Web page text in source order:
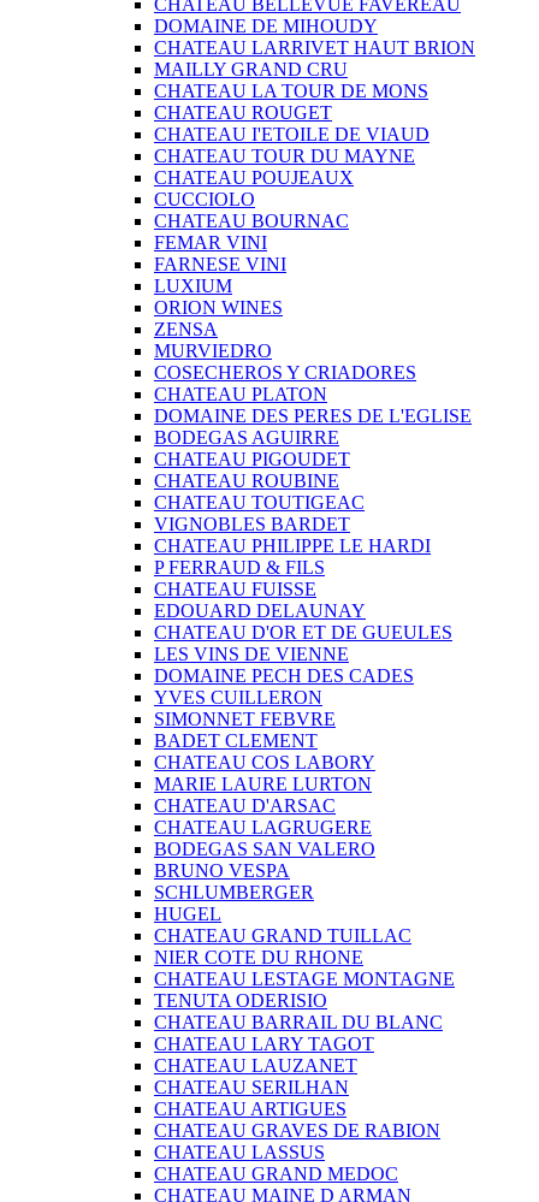
CHATEAU BELLEVUE FAVEREAU
DOMAINE DE MIHOUDY
CHATEAU LARRIVET HAUT BRION
MAILLY GRAND CRU
CHATEAU LA TOUR DE MONS
CHATEAU ROUGET
CHATEAU I'ETOILE DE VIAUD
CHATEAU TOUR DU MAYNE
CHATEAU POUJEAUX
CUCCIOLO
CHATEAU BOURNAC
FEMAR VINI
FARNESE VINI
LUXIUM
ORION WINES
ZENSA
MURVIEDRO
COSECHEROS Y CRIADORES
CHATEAU PLATON
DOMAINE DES PERES DE L'EGLISE
BODEGAS AGUIRRE
CHATEAU PIGOUDET
CHATEAU ROUBINE
CHATEAU TOUTIGEAC
VIGNOBLES BARDET
CHATEAU PHILIPPE LE HARDI
P FERRAUD & FILS
CHATEAU FUISSE
EDOUARD DELAUNAY
CHATEAU D'OR ET DE GUEULES
LES VINS DE VIENNE
DOMAINE PECH DES CADES
YVES CUILLERON
SIMONNET FEBVRE
BADET CLEMENT
CHATEAU COS LABORY
MARIE LAURE LURTON
CHATEAU D'ARSAC
CHATEAU LAGRUGERE
BODEGAS SAN VALERO
BRUNO VESPA
SCHLUMBERGER
HUGEL
CHATEAU GRAND TUILLAC
NIER COTE DU RHONE
CHATEAU LESTAGE MONTAGNE
TENUTA ODERISIO
CHATEAU BARRAIL DU BLANC
CHATEAU LARY TAGOT
CHATEAU LAUZANET
CHATEAU SERILHAN
CHATEAU ARTIGUES
CHATEAU GRAVES DE RABION
CHATEAU LASSUS
CHATEAU GRAND MEDOC
CHATEAU MAINE D ARMAN